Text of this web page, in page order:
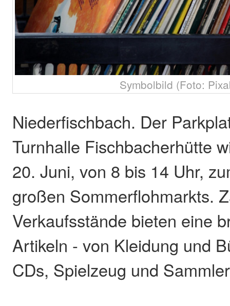
Symbolbild (Foto:
Niederfischbach. Der
Turnhalle Fischbacherhütte
20. Juni, von 8 bis 14 Uhr,
großen Sommerflohmarkts.
Verkaufsstände bieten eine
Artikeln - von Kleidung und
CDs, Spielzeug und